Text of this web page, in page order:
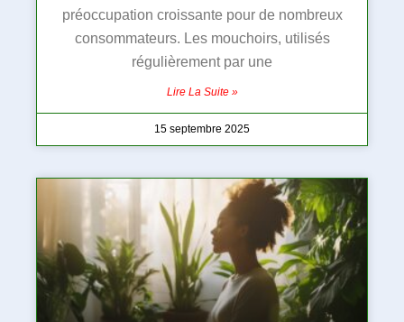
préoccupation croissante pour de nombreux
consommateurs. Les mouchoirs, utilisés
régulièrement par une
Lire La Suite »
15 septembre 2025